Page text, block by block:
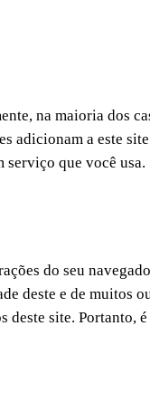
na maioria dos
adicionam a este
serviço que você usa.
do seu
deste e de muitos
site. Portanto,